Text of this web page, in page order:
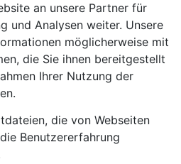
an unsere Partner für
und Analysen weiter. Unsere
möglicherweise mit
die Sie ihnen bereitgestellt
Ihrer Nutzung der
die von Webseiten
Benutzererfahrung